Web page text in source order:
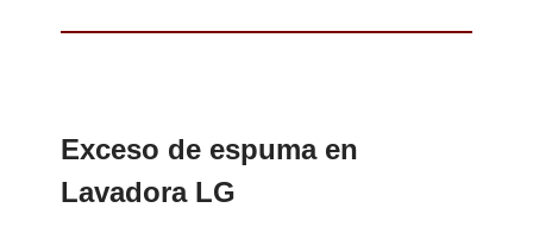
Exceso de espuma en
Lavadora LG